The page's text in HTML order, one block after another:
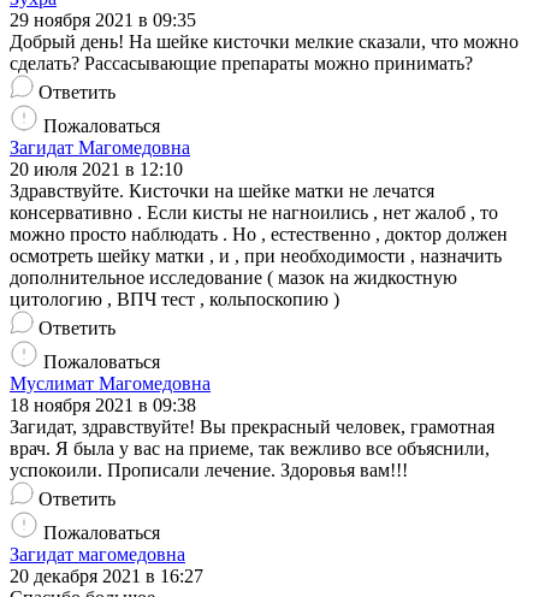
29 ноября 2021 в 09:35
Добрый день! На шейке кисточки мелкие сказали, что можно
сделать? Рассасывающие препараты можно принимать?
Ответить
Пожаловаться
Загидат Магомедовна
20 июля 2021 в 12:10
Здравствуйте. Кисточки на шейке матки не лечатся
консервативно . Если кисты не нагноились , нет жалоб , то
можно просто наблюдать . Но , естественно , доктор должен
осмотреть шейку матки , и , при необходимости , назначить
дополнительное исследование ( мазок на жидкостную
цитологию , ВПЧ тест , кольпоскопию )
Ответить
Пожаловаться
Муслимат Магомедовна
18 ноября 2021 в 09:38
Загидат, здравствуйте! Вы прекрасный человек, грамотная
врач. Я была у вас на приеме, так вежливо все объяснили,
успокоили. Прописали лечение. Здоровья вам!!!
Ответить
Пожаловаться
Загидат магомедовна
20 декабря 2021 в 16:27